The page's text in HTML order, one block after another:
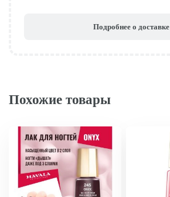
Подробнее о доставке
Похожие товары